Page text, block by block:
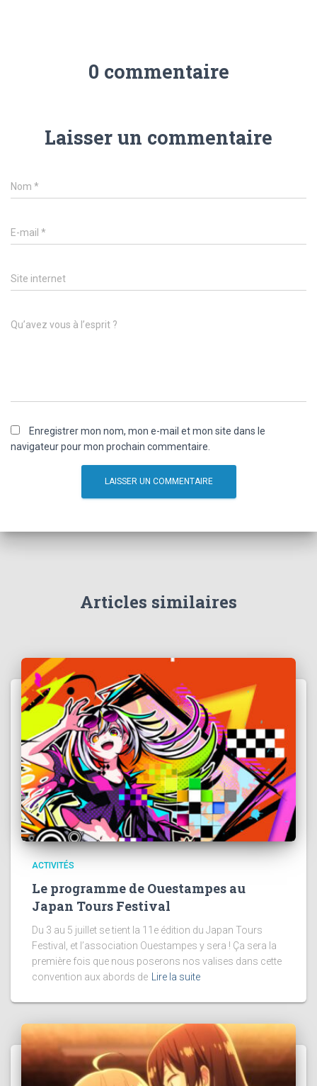
0 commentaire
Laisser un commentaire
Nom *
E-mail *
Site internet
Qu’avez vous à l’esprit ?
Enregistrer mon nom, mon e-mail et mon site dans le
navigateur pour mon prochain commentaire.
Articles similaires
ACTIVITÉS
Le programme de Ouestampes au
Japan Tours Festival
Du 3 au 5 juillet se tient la 11e édition du Japan Tours
Festival, et l’association Ouestampes y sera ! Ça sera la
première fois que nous poserons nos valises dans cette
convention aux abords de
Lire la suite